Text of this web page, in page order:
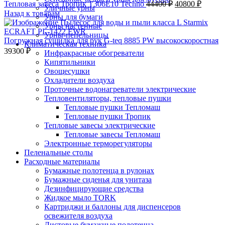
Уличные урны
Урны для бумаги
Урны настенные
Урны-пепельницы
Климатическая техника
Инфракрасные обогреватели
Кипятильники
Овощесушки
Охладители воздуха
Проточные водонагреватели электрические
Тепловентиляторы, тепловые пушки
Тепловые пушки Тепломаш
Тепловые пушки Тропик
Тепловые завесы электрические
Тепловые завесы Тепломаш
Электронные терморегуляторы
Пеленальные столы
Расходные материалы
Бумажные полотенца в рулонах
Бумажные сиденья для унитаза
Дезинфицирующие средства
Жидкое мыло TORK
Картриджи и баллоны для диспенсеров
освежителя воздуха
Тепловая завеса Тропик Т306Е10 Techno44400₽ 40800 ₽
Назад к товарам
Погружная сушилка для рук G-teq 8885 PW высокоскоростная
39300 ₽